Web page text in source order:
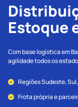
Estoque
Com base logística em
agilidade todos os
Regiões Sudeste,
Frota própria e